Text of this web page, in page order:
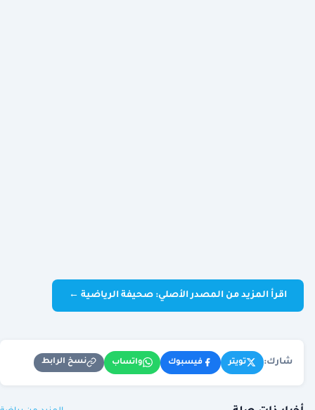
اقرأ المزيد من المصدر الأصلي: صحيفة الرياضية ←
شارك: تويتر فيسبوك واتساب نسخ الرابط